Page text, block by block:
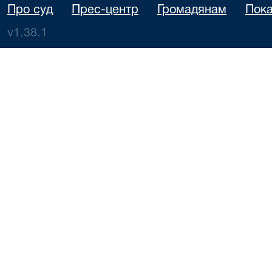
Про суд Прес-центр Громадянам
v1.38.1